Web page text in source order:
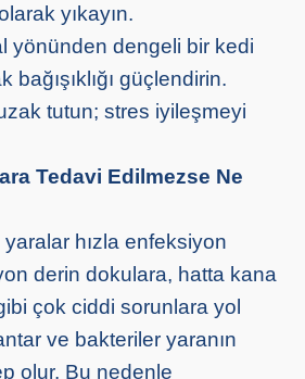
yıkayın.
yönünden dengeli bir kedi
bağışıklığı güçlendirin.
tutun; stres iyileşmeyi
Tedavi Edilmezse Ne
hızla enfeksiyon
derin dokulara, hatta kana
çok ciddi sorunlara yol
ve bakteriler yaranın
olur. Bu nedenle